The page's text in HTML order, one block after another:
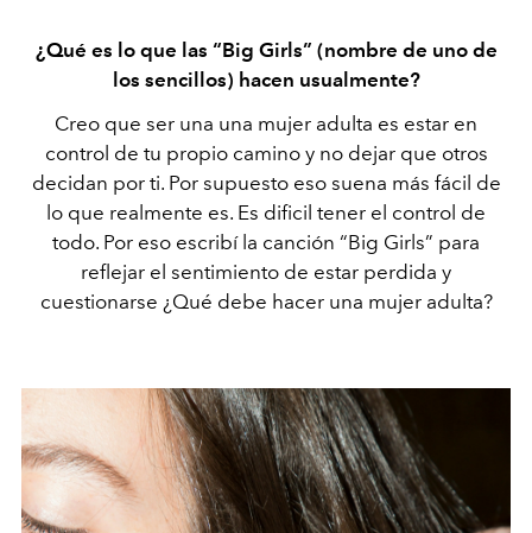
¿Qué es lo que las “Big Girls” (nombre de uno de
los sencillos) hacen usualmente?
Creo que ser una una mujer adulta es estar en
control de tu propio camino y no dejar que otros
decidan por ti. Por supuesto eso suena más fácil de
lo que realmente es. Es dificil tener el control de
todo. Por eso escribí la canción “Big Girls” para
reflejar el sentimiento de estar perdida y
cuestionarse ¿Qué debe hacer una mujer adulta?